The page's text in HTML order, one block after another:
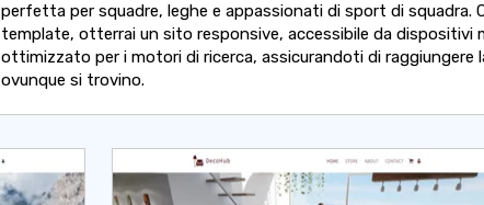
perfetta per squadre, leghe e appassionati di sport di squadra.
template, otterrai un sito responsive, accessibile da dispositivi
ottimizzato per i motori di ricerca, assicurandoti di raggiungere
ovunque si trovino.